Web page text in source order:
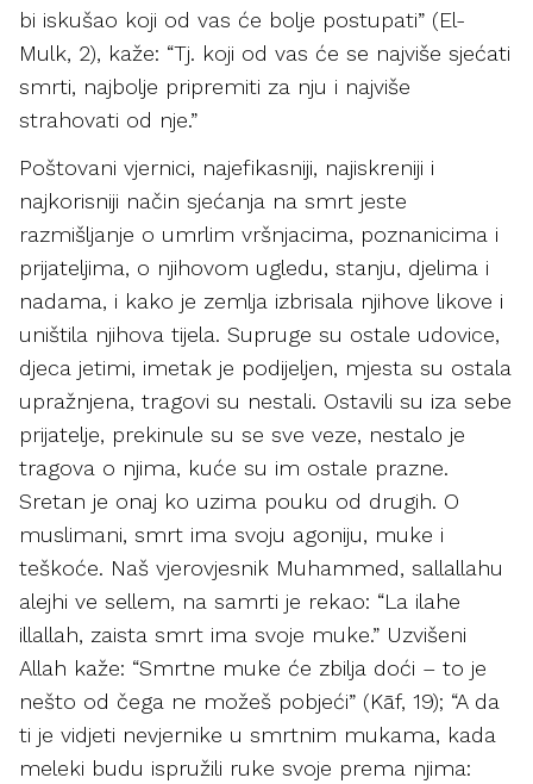
bi iskušao koji od vas će bolje postupati” (El-
Mulk, 2), kaže: “Tj. koji od vas će se najviše sjećati
smrti, najbolje pripremiti za nju i najviše
strahovati od nje.”
Poštovani vjernici, najefikasniji, najiskreniji i
najkorisniji način sjećanja na smrt jeste
razmišljanje o umrlim vršnjacima, poznanicima i
prijateljima, o njihovom ugledu, stanju, djelima i
nadama, i kako je zemlja izbrisala njihove likove i
uništila njihova tijela. Supruge su ostale udovice,
djeca jetimi, imetak je podijeljen, mjesta su ostala
upražnjena, tragovi su nestali. Ostavili su iza sebe
prijatelje, prekinule su se sve veze, nestalo je
tragova o njima, kuće su im ostale prazne.
Sretan je onaj ko uzima pouku od drugih. O
muslimani, smrt ima svoju agoniju, muke i
teškoće. Naš vjerovjesnik Muhammed, sallallahu
alejhi ve sellem, na samrti je rekao: “La ilahe
illallah, zaista smrt ima svoje muke.” Uzvišeni
Allah kaže: “Smrtne muke će zbilja doći – to je
nešto od čega ne možeš pobjeći” (Kāf, 19); “A da
ti je vidjeti nevjernike u smrtnim mukama, kada
meleki budu ispružili ruke svoje prema njima: